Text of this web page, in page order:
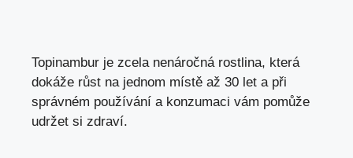
Topinambur je zcela nenáročná rostlina, která
dokáže růst na jednom místě až 30 let a při
správném používání a konzumaci vám pomůže
udržet si zdraví.